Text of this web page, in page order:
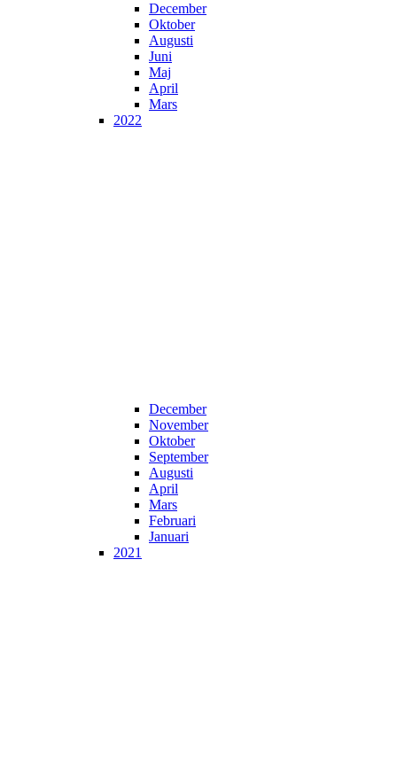
December
Oktober
Augusti
Juni
Maj
April
Mars
2022
December
November
Oktober
September
Augusti
April
Mars
Februari
Januari
2021